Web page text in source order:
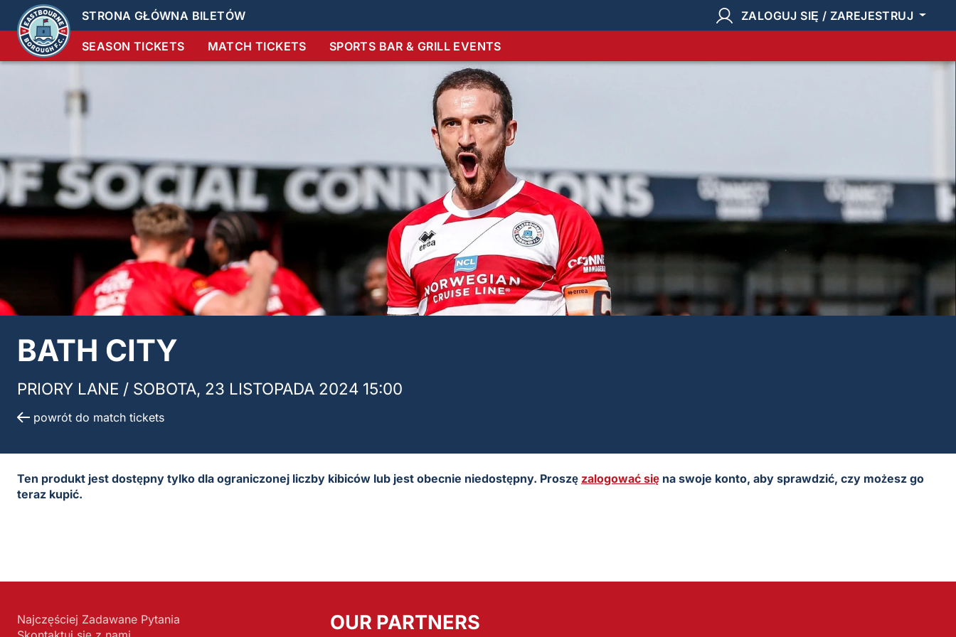
STRONA GŁÓWNA BILETÓW ZALOGUJ SIĘ / ZAREJESTRUJ
SEASON TICKETS MATCH TICKETS SPORTS BAR & GRILL EVENTS
BATH CITY
PRIORY LANE / SOBOTA, 23 LISTOPADA 2024 15:00
powrót do match tickets
Ten produkt jest dostępny tylko dla ograniczonej liczby kibiców lub jest obecnie niedostępny. Proszę zalogować się na swoje konto, aby sprawdzić, czy możesz go
teraz kupić.
Najczęściej Zadawane Pytania
OUR PARTNERS